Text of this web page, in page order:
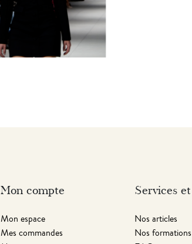
Mon compte
Mon espace
Mes commandes
Services
Nos articles
Nos formations